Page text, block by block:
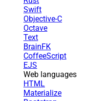
Swift
Objective-C
Octave
Text
BrainFK
CoffeeScript
EJS
Web languages
HTML
Materialize